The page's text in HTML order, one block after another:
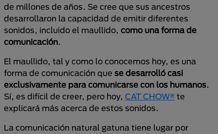
de millones de años. Se cree que sus ancestros
desarrollaron la capacidad de emitir diferentes
sonidos, incluido el maullido, como una forma de
comunicación.
El maullido, tal y como lo conocemos hoy, es una
forma de comunicación que se desarrolló casi
exclusivamente para comunicarse con los humanos.
Sí, es difícil de creer, pero hoy, CAT CHOW® te
explicará más acerca de estos sonidos.
La comunicación natural gatuna tiene lugar por